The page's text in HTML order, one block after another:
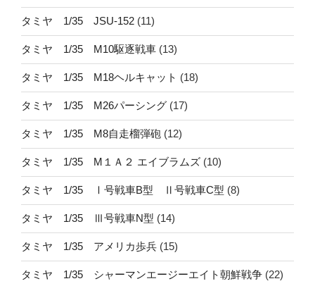
タミヤ 1/35 JSU-152 (11)
タミヤ 1/35 M10駆逐戦車 (13)
タミヤ 1/35 M18ヘルキャット (18)
タミヤ 1/35 M26パーシング (17)
タミヤ 1/35 M8自走榴弾砲 (12)
タミヤ 1/35 M１Ａ２ エイブラムズ (10)
タミヤ 1/35 Ⅰ号戦車B型 Ⅱ号戦車C型 (8)
タミヤ 1/35 Ⅲ号戦車N型 (14)
タミヤ 1/35 アメリカ歩兵 (15)
タミヤ 1/35 シャーマンエージーエイト朝鮮戦争 (22)